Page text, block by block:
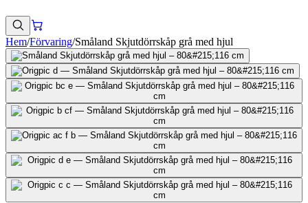
Hem/Förvaring/Småland Skjutdörrskåp grå med hjul